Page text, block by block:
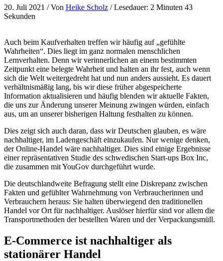
20. Juli 2021 / Von Heike Scholz / Lesedauer: 2 Minuten 43
Sekunden
Auch beim Kaufverhalten treffen wir häufig auf „gefühlte
Wahrheiten“. Dies liegt im ganz normalen menschlichen
Lernverhalten. Denn wir verinnerlichen an einem bestimmten
Zeitpunkt eine belegte Wahrheit und halten an ihr fest, auch wenn
sich die Welt weitergedreht hat und nun anders aussieht. Es dauert
verhältnismäßig lang, bis wir diese früher abgespeicherte
Information aktualisieren und häufig blenden wir aktuelle Fakten,
die uns zur Änderung unserer Meinung zwingen würden, einfach
aus, um an unserer bisherigen Haltung festhalten zu können.
Dies zeigt sich auch daran, dass wir Deutschen glauben, es wäre
nachhaltiger, im Ladengeschäft einzukaufen. Nur wenige denken,
der Online-Handel wäre nachhaltiger. Dies sind einige Ergebnisse
einer repräsentativen Studie des schwedischen Start-ups Box Inc,
die zusammen mit YouGov durchgeführt wurde.
Die deutschlandweite Befragung stellt eine Diskrepanz zwischen
Fakten und gefühlter Wahrnehmung von Verbraucherinnen und
Verbrauchern heraus: Sie halten überwiegend den traditionellen
Handel vor Ort für nachhaltiger. Auslöser hierfür sind vor allem die
Transportmethoden der bestellten Waren und der Verpackungsmüll.
E-Commerce ist nachhaltiger als
stationärer Handel